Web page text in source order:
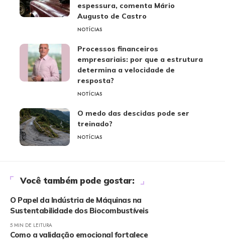
espessura, comenta Mário
Augusto de Castro
NOTÍCIAS
Processos financeiros
empresariais: por que a estrutura
determina a velocidade de
resposta?
NOTÍCIAS
O medo das descidas pode ser
treinado?
NOTÍCIAS
Você também pode gostar:
O Papel da Indústria de Máquinas na
Sustentabilidade dos Biocombustíveis
5 MIN DE LEITURA
Como a validação emocional fortalece